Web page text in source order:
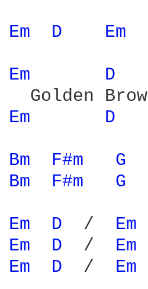
Em D Em
Em D
Em D
Bm F#m G
Bm
F#m G
Em D / Em
Em
D / Em
Em
D / Em